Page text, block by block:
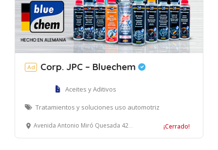
Ad Corp. JPC – Bluechem
Aceites y Aditivos
Tratamientos y soluciones uso automotriz
Avenida Antonio Miró Quesada 425. Edificio Prisma, oficina 208. Magdalena del Mar, Lima ¡Cerrado!